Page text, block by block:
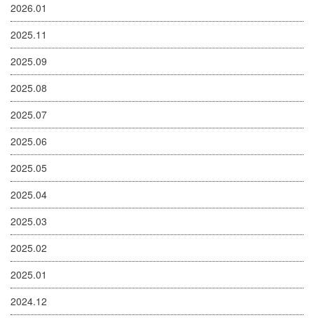
2026.01
2025.11
2025.09
2025.08
2025.07
2025.06
2025.05
2025.04
2025.03
2025.02
2025.01
2024.12